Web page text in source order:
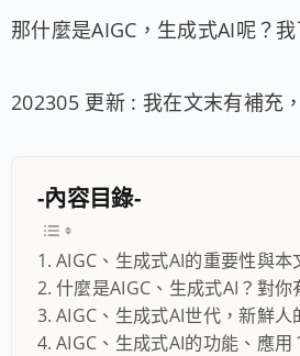
那什麼是AIGC，生成式AI呢？
202305 更新 : 我在文末有補充
-內容目錄-
AIGC、生成式AI的重要性與本
什麼是AIGC、生成式AI？對你
AIGC、生成式AI世代，新鮮人
AIGC、生成式AI的功能、應